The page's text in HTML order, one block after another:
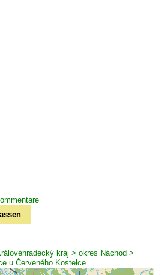
kraj > okres Náchod >
u Červeného Kostelce